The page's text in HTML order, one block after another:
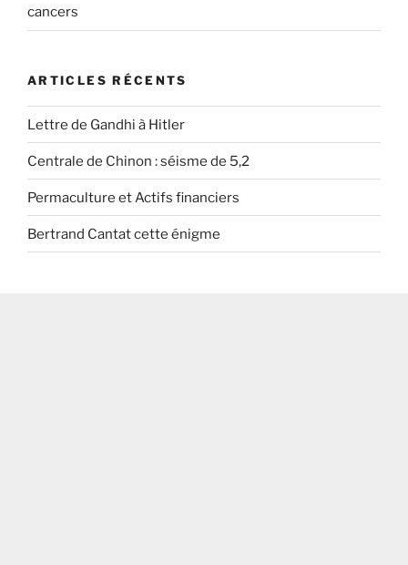
cancers
ARTICLES RÉCENTS
Lettre de Gandhi à Hitler
Centrale de Chinon : séisme de 5,2
Permaculture et Actifs financiers
Bertrand Cantat cette énigme